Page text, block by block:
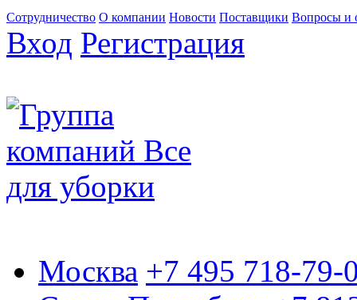
Сотрудничество О компании Новости Поставщики Вопросы и
Вход Регистрация
Москва +7 495 718-79-